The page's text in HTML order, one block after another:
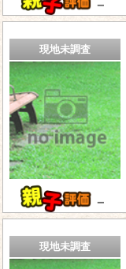
－
現地未調査
－
現地未調査